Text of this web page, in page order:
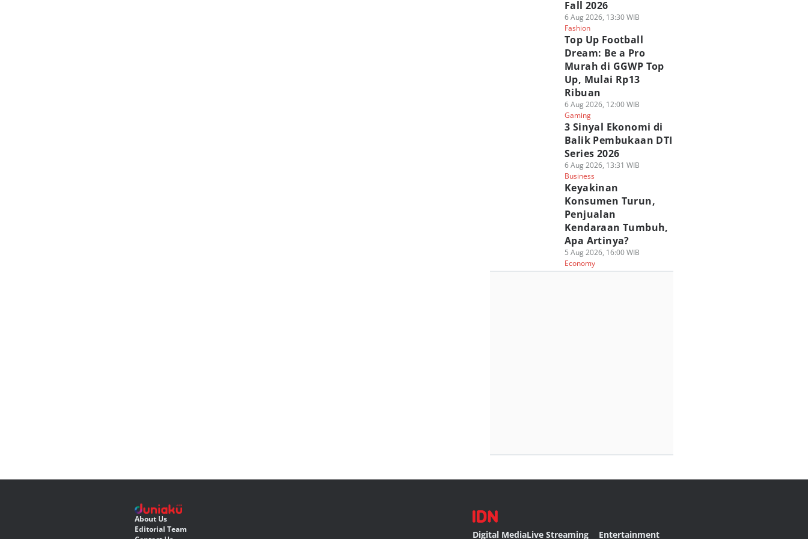
Fall 2026
6 Aug 2026, 13:30 WIB
Fashion
Top Up Football
Dream: Be a Pro
Murah di GGWP Top
Up, Mulai Rp13
Ribuan
6 Aug 2026, 12:00 WIB
Gaming
3 Sinyal Ekonomi di
Balik Pembukaan DTI
Series 2026
6 Aug 2026, 13:31 WIB
Business
Keyakinan
Konsumen Turun,
Penjualan
Kendaraan Tumbuh,
Apa Artinya?
5 Aug 2026, 16:00 WIB
Economy
About Us
Editorial Team
Digital MediaLive Streaming Entertainment